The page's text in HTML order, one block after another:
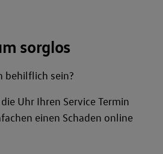
sorglos
behilflich sein?
Uhr Ihren Service Termin
einen Schaden online